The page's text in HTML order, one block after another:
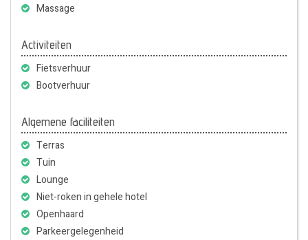
Massage
Activiteiten
Fietsverhuur
Bootverhuur
Algemene faciliteiten
Terras
Tuin
Lounge
Niet-roken in gehele hotel
Openhaard
Parkeergelegenheid